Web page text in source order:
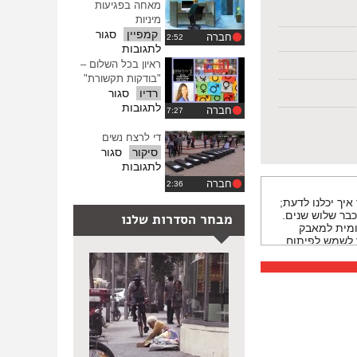
יכלנו לדעת;
שלוש שנים.
למאבק
הזה הולך לשמש לפיתוח
חברה
מאחה בפגיעות
מיניות
קמפיין
סגור
לתגובותעל
"בצדק"-
תכנית
צדק
מאחה
מיניות
חברה
ראיון בכל השלום –
"בודקות תקשורת"
רדיו
סגור
לתגובותעל
בכל
השלום
–
חברה
די לרצח נשים
סיקור
סגור
לתגובותעל
נשים
מבחר הסדרות שלנו